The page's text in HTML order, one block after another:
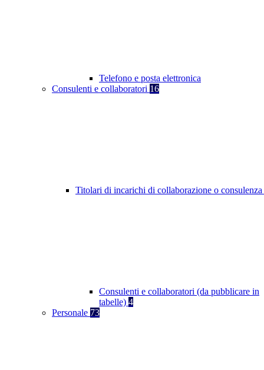
Telefono e posta elettronica
Consulenti e collaboratori 16
Titolari di incarichi di collaborazione o consulenza
Consulenti e collaboratori (da pubblicare in
tabelle) 4
Personale 73